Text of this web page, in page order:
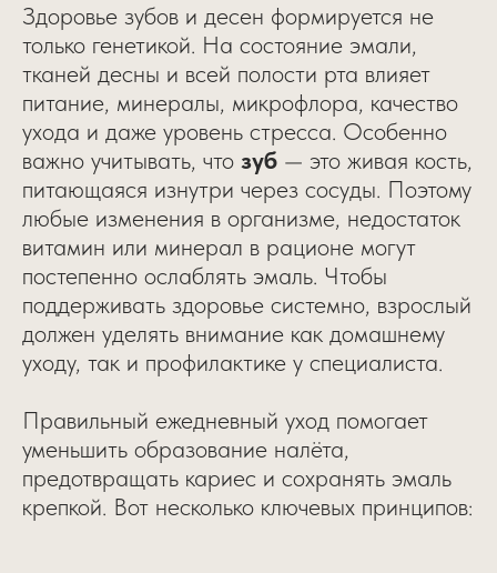
Здоровье зубов и десен формируется не
только генетикой. На состояние эмали,
тканей десны и всей полости рта влияет
питание, минералы, микрофлора, качество
ухода и даже уровень стресса. Особенно
важно учитывать, что зуб — это живая кость,
питающаяся изнутри через сосуды. Поэтому
любые изменения в организме, недостаток
витамин или минерал в рационе могут
постепенно ослаблять эмаль. Чтобы
поддерживать здоровье системно, взрослый
должен уделять внимание как домашнему
уходу, так и профилактике у специалиста.
Правильный ежедневный уход помогает
уменьшить образование налёта,
предотвращать кариес и сохранять эмаль
крепкой. Вот несколько ключевых принципов: